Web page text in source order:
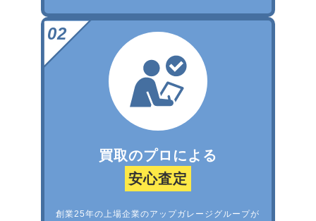
買取のプロによる
安心査定
創業25年の上場企業のアップガレージグループが